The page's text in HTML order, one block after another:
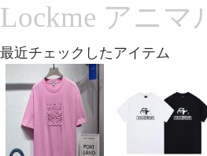
Lockme アニ
最近チェックしたアイテム